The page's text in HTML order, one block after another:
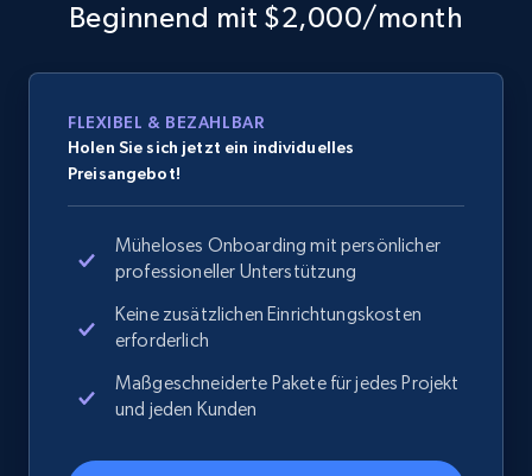
Beginnend mit $2,000/month
FLEXIBEL & BEZAHLBAR
Holen Sie sich jetzt ein individuelles
Preisangebot!
Müheloses Onboarding mit persönlicher
professioneller Unterstützung
Keine zusätzlichen Einrichtungskosten
erforderlich
Maßgeschneiderte Pakete für jedes Projekt
und jeden Kunden